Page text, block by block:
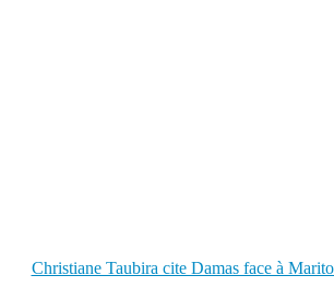
Christiane Taubira cite Damas face à